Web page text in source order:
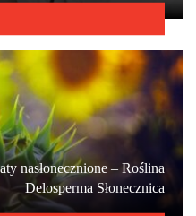
nasłonecznione – Roślina
Delosperma Słonecznica